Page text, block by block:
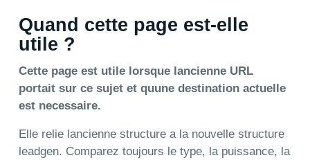
Quand cette page est-elle
utile ?
Cette page est utile lorsque lancienne URL
portait sur ce sujet et quune destination actuelle
est necessaire.
Elle relie lancienne structure a la nouvelle structure
leadgen. Comparez toujours le type, la puissance, la